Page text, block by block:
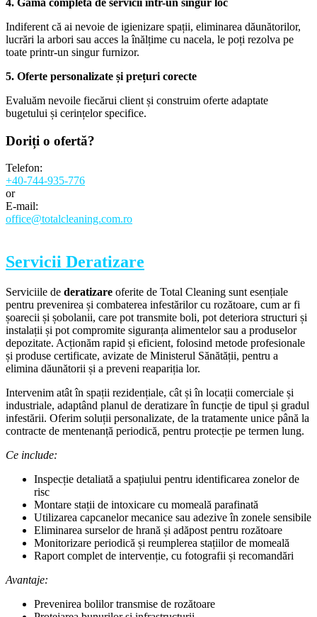
Indiferent că ai nevoie de igienizare spații, eliminarea dăunătorilor,
lucrări la arbori sau acces la înălțime cu nacela, le poți rezolva pe
toate printr-un singur furnizor.
5. Oferte personalizate și prețuri corecte
Evaluăm nevoile fiecărui client și construim oferte adaptate
bugetului și cerințelor specifice.
Doriți o ofertă?
Telefon:
+40-744-935-776
or
E-mail:
office@totalcleaning.com.ro
Servicii Deratizare
Serviciile de deratizare oferite de Total Cleaning sunt esențiale
pentru prevenirea și combaterea infestărilor cu rozătoare, cum ar fi
șoarecii și șobolanii, care pot transmite boli, pot deteriora structuri și
instalații și pot compromite siguranța alimentelor sau a produselor
depozitate. Acționăm rapid și eficient, folosind metode profesionale
și produse certificate, avizate de Ministerul Sănătății, pentru a
elimina dăunătorii și a preveni reapariția lor.
Intervenim atât în spații rezidențiale, cât și în locații comerciale și
industriale, adaptând planul de deratizare în funcție de tipul și gradul
infestării. Oferim soluții personalizate, de la tratamente unice până la
contracte de mentenanță periodică, pentru protecție pe termen lung.
Ce include:
Inspecție detaliată a spațiului pentru identificarea zonelor de
risc
Montare stații de intoxicare cu momeală parafinată
Utilizarea capcanelor mecanice sau adezive în zonele sensibile
Eliminarea surselor de hrană și adăpost pentru rozătoare
Monitorizare periodică și reumplerea stațiilor de momeală
Raport complet de intervenție, cu fotografii și recomandări
Avantaje:
Prevenirea bolilor transmise de rozătoare